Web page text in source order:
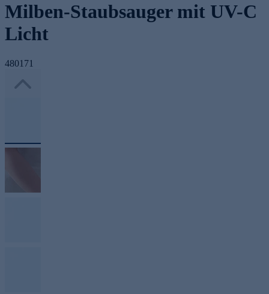
Milben-Staubsauger mit UV-C
Licht
480171